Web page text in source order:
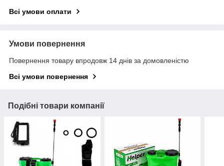
Всі умови оплати
Умови повернення
Повернення товару впродовж 14 днів за домовленістю
Всі умови повернення
Подібні товари компанії